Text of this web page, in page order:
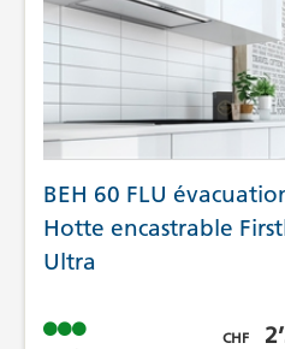
BEH 60 FLU
Hotte encastrable
Ultra
Prix brut
CHF